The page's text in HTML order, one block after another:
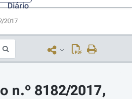
Diário
2017
n.º 8182/2017,